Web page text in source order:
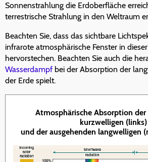
Sonnenstrahlung die Erdoberfläche
terrestrische Strahlung in den Weltraum
Beachten Sie, dass das sichtbare
infrarote atmosphärische Fenster in
hervorstechen. Beachten Sie auch die
Wasserdampf bei der Absorption der
der Erde spielt.
Atmosphärische Absorption
kurzwelligen (links)
und der ausgehenden langwelligen